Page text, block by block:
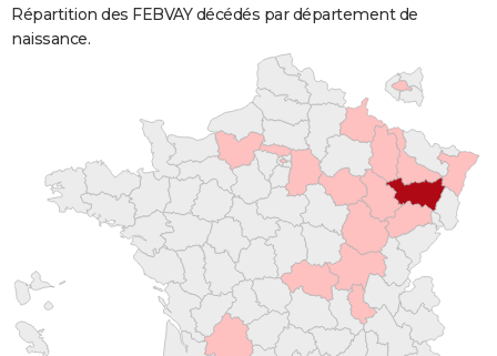
Répartition des FEBVAY décédés par département de
naissance.